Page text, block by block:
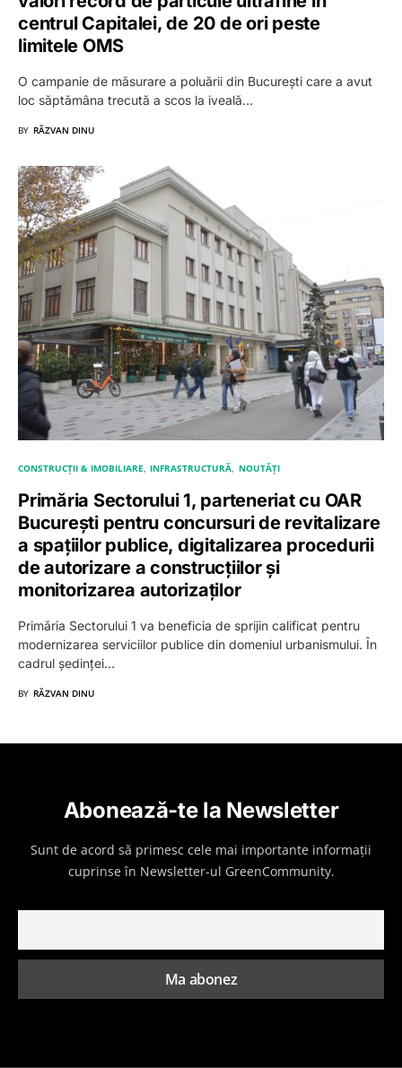
centrul Capitalei, de 20 de ori peste
limitele OMS
O campanie de măsurare a poluării din București care a avut
loc săptămâna trecută a scos la iveală…
BY RĂZVAN DINU
CONSTRUCȚII & IMOBILIARE INFRASTRUCTURĂ NOUTĂȚI
Primăria Sectorului 1, parteneriat cu OAR
București pentru concursuri de revitalizare
a spațiilor publice, digitalizarea procedurii
de autorizare a construcțiilor și
monitorizarea autorizaților
Primăria Sectorului 1 va beneficia de sprijin calificat pentru
modernizarea serviciilor publice din domeniul urbanismului. În
cadrul ședinței…
BY RĂZVAN DINU
Abonează-te la Newsletter
Sunt de acord să primesc cele mai importante informații
cuprinse în Newsletter-ul GreenCommunity.